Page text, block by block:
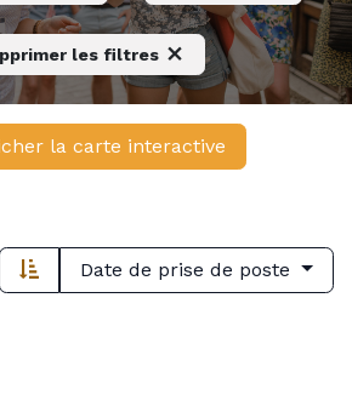
les filtres
la carte interactive
Date de prise de poste